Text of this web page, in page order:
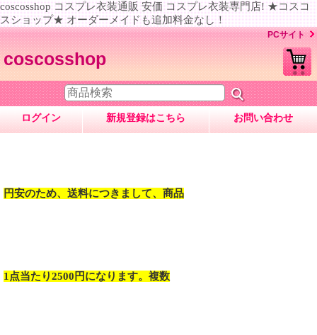
coscosshop コスプレ衣装通販 安価 コスプレ衣装専門店! ★コスコ
スショップ★ オーダーメイドも追加料金なし！
PCサイト
coscosshop
ログイン 新規登録はこちら お問い合わせ
円安のため、送料につきまして、商品
1点当たり2500円になります。複数